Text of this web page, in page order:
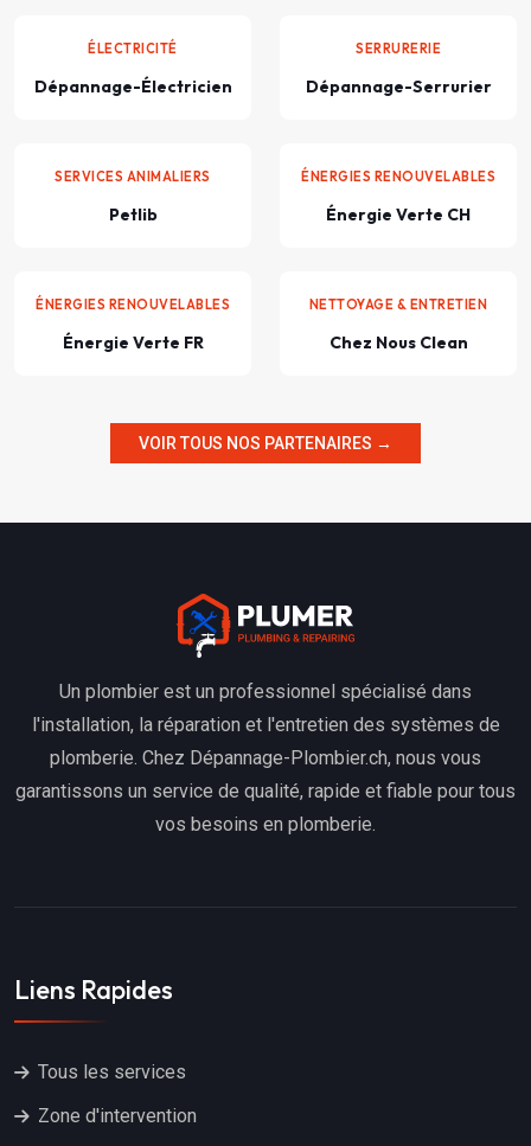
ÉLECTRICITÉ
Dépannage-Électricien
SERRURERIE
Dépannage-Serrurier
SERVICES ANIMALIERS
Petlib
ÉNERGIES RENOUVELABLES
Énergie Verte CH
ÉNERGIES RENOUVELABLES
Énergie Verte FR
NETTOYAGE & ENTRETIEN
Chez Nous Clean
VOIR TOUS NOS PARTENAIRES →
Un plombier est un professionnel spécialisé dans
l'installation, la réparation et l'entretien des systèmes de
plomberie. Chez Dépannage-Plombier.ch, nous vous
garantissons un service de qualité, rapide et fiable pour tous
vos besoins en plomberie.
Liens Rapides
Tous les services
Zone d'intervention